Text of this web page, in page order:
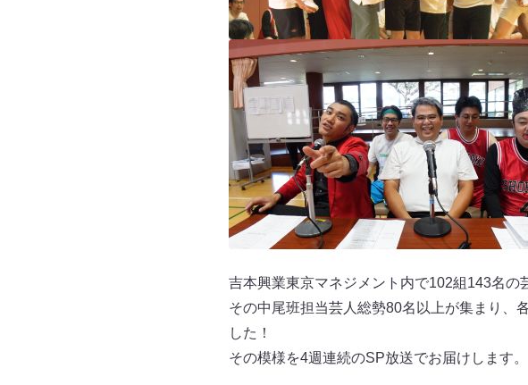
吉本興業東京マネジメント内で102組143名の
その中尾班担当芸人総勢80名以上が集まり、
した！
その模様を4週連続のSP放送でお届けします。